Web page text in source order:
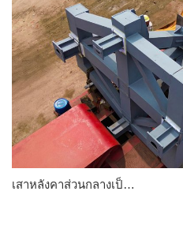
เสาหลังคาส่วนกลางเป็…